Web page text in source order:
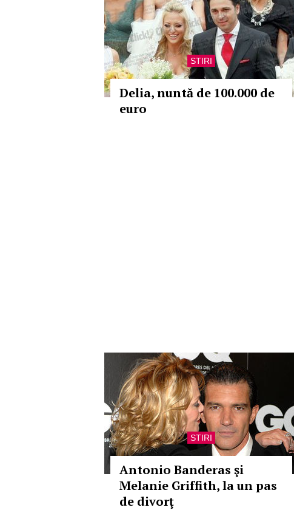
STIRI
Delia, nuntă de 100.000 de
euro
STIRI
Antonio Banderas şi
Melanie Griffith, la un pas
de divorţ